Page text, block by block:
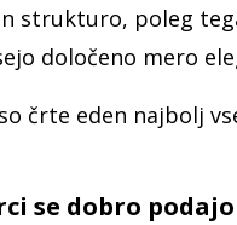
strukturo, poleg
določeno mero
črte eden najbolj
se dobro